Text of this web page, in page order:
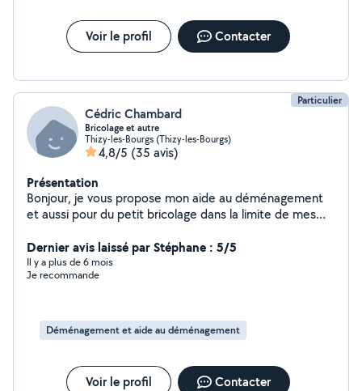
Voir le profil Contacter
Particulier
Cédric Chambard
Bricolage et autre
Thizy-les-Bourgs (Thizy-les-Bourgs)
4,8/5 (35 avis)
Présentation
Bonjour, je vous propose mon aide au déménagement
et aussi pour du petit bricolage dans la limite de mes
plomberie, petit électricité...) N'hésitez pas à me
demander et je vous dirais si c'est dans mes
Dernier avis laissé par Stéphane : 5/5
Il y a plus de 6 mois
Je recommande
Déménagement et aide au déménagement
Voir le profil Contacter